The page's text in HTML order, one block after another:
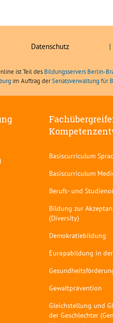
Datenschutz |
ist Teil des Bildungsservers Berlin-
im Auftrag derSenatsverwaltung für
Basiscurriculum
Basiscurriculum
Berufs- und
Bildung zur
(Diversity)
Demokratiebildung
Europabildung in
Gewaltprävention
Gleichstellung und
der Geschlechter